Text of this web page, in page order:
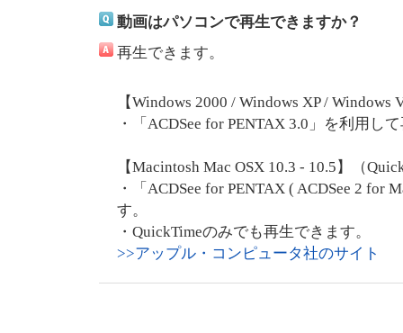
動画はパソコンで再生できますか？
再生できます。
【Windows 2000 / Windows XP / Windows
・「ACDSee for PENTAX 3.0」を利用し
【Macintosh Mac OSX 10.3 - 10.5】（
・「ACDSee for PENTAX ( ACDSee 2 for
す。
・QuickTimeのみでも再生できます。
>>アップル・コンピュータ社のサイト